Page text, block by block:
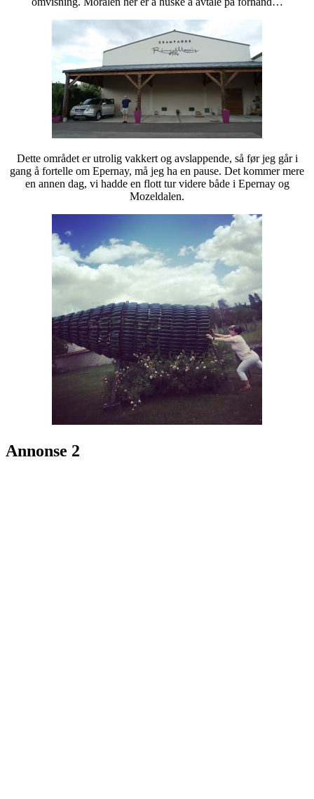
Dette området er utrolig vakkert og avslappende, så før jeg går i
gang å fortelle om Epernay, må jeg ha en pause. Det kommer mere
en annen dag, vi hadde en flott tur videre både i Epernay og
Mozeldalen.
Annonse 2